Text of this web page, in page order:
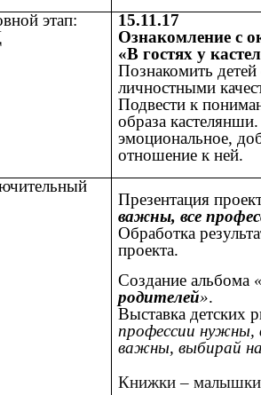
этап:
15.11.17
Ознакомление с
«В гостях у
Познакомить
личностными
Подвести к
образа кастелянши.
эмоциональное,
отношение к ней.
Презентация
важны, все
Обработка
проекта.
Создание альбома «
родителей».
Выставка детских
профессии нужны,
важны, выбирай на
Книжки – малышки